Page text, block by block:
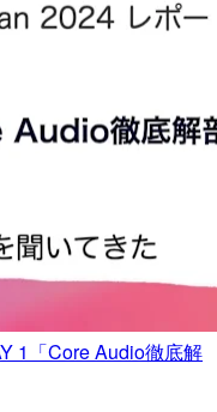
1「Core Audio徹底解